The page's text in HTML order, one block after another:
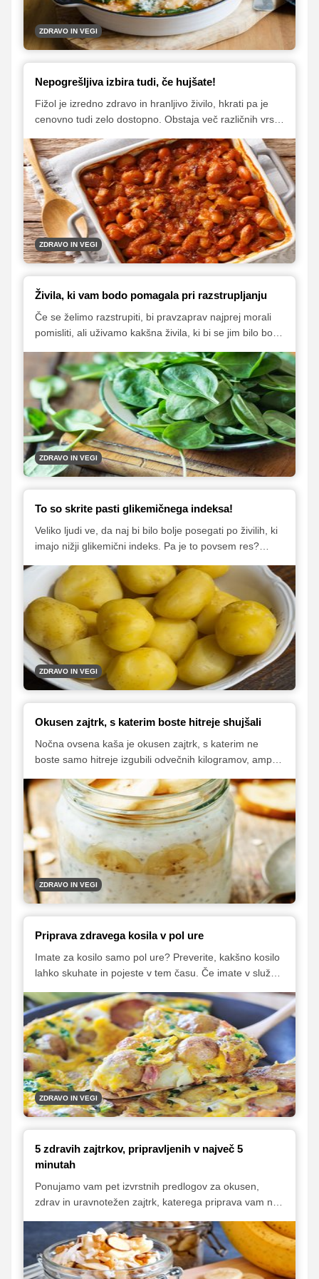
ZDRAVO IN VEGI
Nepogrešljiva izbira tudi, če hujšate!
Fižol je izredno zdravo in hranljivo živilo, hkrati pa je
cenovno tudi zelo dostopno. Obstaja več različnih vrst
antioksidantov ter prehranskih vlaknin. A treba je
vedeti, da je fižol nepopoln vir beljakovin. Kar pa ni
tako slabo, kot se sliši. Le vedeti je treba, kako ga
kombinirati.
ZDRAVO IN VEGI
Živila, ki vam bodo pomagala pri razstrupljanju
Če se želimo razstrupiti, bi pravzaprav najprej morali
pomisliti, ali uživamo kakšna živila, ki bi se jim bilo bolje
živila, sladkarije, bela moka, predelane maščobe ...
našteva prehranska strokovnjakinja Karla Klander.
Nekaj časa lahko uživate tudi manj mleka in mlečnih
izdelkov ter glutena. Katera živila pa bi morali vključiti v
svoj jedilnik?
ZDRAVO IN VEGI
To so skrite pasti glikemičnega indeksa!
Veliko ljudi ve, da naj bi bilo bolje posegati po živilih, ki
imajo nižji glikemični indeks. Pa je to povsem res?
glikemičnim indeksom. Mar to pomeni, da ni zdravo, če
jo uživamo? S takšnimi vprašanji smo se obrnili na
prehransko strokovnjakinjo Mojco Cepuš, ki nam je
razložila, zakaj lahko po lubenici vsekakor posežemo
brez skrbi in zakaj ima včasih čokoladka celo nižji
glikemični indeks od sadja, čeprav to seveda še ne
pomeni, da je bolj zdrava.
ZDRAVO IN VEGI
Okusen zajtrk, s katerim boste hitreje shujšali
Nočna ovsena kaša je okusen zajtrk, s katerim ne
boste samo hitreje izgubili odvečnih kilogramov, ampak
ZDRAVO IN VEGI
Priprava zdravega kosila v pol ure
Imate za kosilo samo pol ure? Preverite, kakšno kosilo
lahko skuhate in pojeste v tem času. Če imate v službi
lažjega, odpravite se domov in tam pojejte kosilo. Če
pa nimate nobene od naštetih možnosti, si kosilo
pripravite že zvečer in ga naslednji dan odnesite s
sabo v službo.
ZDRAVO IN VEGI
5 zdravih zajtrkov, pripravljenih v največ 5
minutah
Ponujamo vam pet izvrstnih predlogov za okusen,
zdrav in uravnotežen zajtrk, katerega priprava vam ne
za vlaganje, so naši predlogi tudi odlična ideja za
zajtrk, ki ga lahko vzamete v službo.